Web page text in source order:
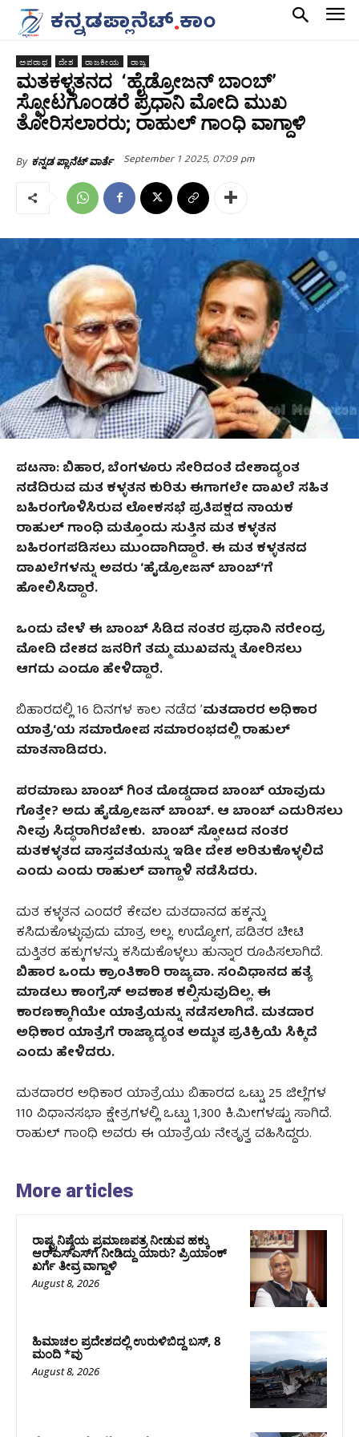
ಅಪರಾಧ ದೇಶ ರಾಜಕೀಯ ರಾಜ್ಯ
ಮತಕಳ್ಳತನದ ‘ಹೈಡ್ರೋಜನ್ ಬಾಂಬ್’
ಸ್ಫೋಟಗೊಂಡರೆ ಪ್ರಧಾನಿ ಮೋದಿ ಮುಖ
ತೋರಿಸಲಾರರು; ರಾಹುಲ್ ಗಾಂಧಿ ವಾಗ್ದಾಳಿ
By ಕನ್ನಡ ಪ್ಲಾನೆಟ್ ವಾರ್ತೆ September 1 2025, 07:09 pm
ಪಟನಾ: ಬಿಹಾರ, ಬೆಂಗಳೂರು ಸೇರಿದಂತೆ ದೇಶಾದ್ಯಂತ
ನಡೆದಿರುವ ಮತ ಕಳ್ಳತನ ಕುರಿತು ಈಗಾಗಲೇ ದಾಖಲೆ ಸಹಿತ
ಬಹಿರಂಗೊಳಿಸಿರುವ ಲೋಕಸಭೆ ಪ್ರತಿಪಕ್ಷದ ನಾಯಕ
ರಾಹುಲ್‌ ಗಾಂಧಿ ಮತ್ತೊಂದು ಸುತ್ತಿನ ಮತ ಕಳ್ಳತನ
ಬಹಿರಂಗಪಡಿಸಲು ಮುಂದಾಗಿದ್ದಾರೆ. ಈ ಮತ ಕಳ್ಳತನದ
ದಾಖಲೆಗಳನ್ನು ಅವರು ‘ಹೈಡ್ರೋಜನ್ ಬಾಂಬ್‘ಗೆ
ಹೋಲಿಸಿದ್ದಾರೆ.
ಒಂದು ವೇಳೆ ಈ ಬಾಂಬ್‌ ಸಿಡಿದ ನಂತರ ಪ್ರಧಾನಿ ನರೇಂದ್ರ
ಮೋದಿ ದೇಶದ ಜನರಿಗೆ ತಮ್ಮ ಮುಖವನ್ನು ತೋರಿಸಲು
ಆಗದು ಎಂದೂ ಹೇಳಿದ್ದಾರೆ.
ಬಿಹಾರದಲ್ಲಿ 16 ದಿನಗಳ ಕಾಲ ನಡೆದ ʼಮತದಾರರ ಅಧಿಕಾರ
ಯಾತ್ರೆ‘ಯ ಸಮಾರೋಪ ಸಮಾರಂಭದಲ್ಲಿ ರಾಹುಲ್‌
ಮಾತನಾಡಿದರು.
ಪರಮಾಣು ಬಾಂಬ್‌ ಗಿಂತ ದೊಡ್ಡದಾದ ಬಾಂಬ್‌ ಯಾವುದು
ಗೊತ್ತೇ? ಅದು ಹೈಡ್ರೋಜನ್ ಬಾಂಬ್. ಆ ಬಾಂಬ್‌ ಎದುರಿಸಲು
ನೀವು ಸಿದ್ಧರಾಗಿರಬೇಕು. ಬಾಂಬ್‌ ಸ್ಫೋಟದ ನಂತರ
ಮತಕಳ್ಳತದ ವಾಸ್ತವತೆಯನ್ನು ಇಡೀ ದೇಶ ಅರಿತುಕೊಳ್ಳಲಿದೆ
ಎಂದು ಎಂದು ರಾಹುಲ್‌ ವಾಗ್ದಾಳಿ ನಡೆಸಿದರು.
ಮತ ಕಳ್ಳತನ ಎಂದರೆ ಕೇವಲ ಮತದಾನದ ಹಕ್ಕನ್ನು
ಕಸಿದುಕೊಳ್ಳುವುದು ಮಾತ್ರ ಅಲ್ಲ. ಉದ್ಯೋಗ, ಪಡಿತರ ಚೀಟಿ
ಮತ್ತಿತರ ಹಕ್ಕುಗಳನ್ನು ಕಸಿದುಕೊಳ್ಳಲು ಹುನ್ನಾರ ರೂಪಿಸಲಾಗಿದೆ.
ಬಿಹಾರ ಒಂದು ಕ್ರಾಂತಿಕಾರಿ ರಾಜ್ಯವಾ. ಸಂವಿಧಾನದ ಹತ್ಯೆ
ಮಾಡಲು ಕಾಂಗ್ರೆಸ್ ಅವಕಾಶ ಕಲ್ಪಿಸುವುದಿಲ್ಲ. ಈ
ಕಾರಣಕ್ಕಾಗಿಯೇ ಯಾತ್ರೆಯನ್ನು ನಡೆಸಲಾಗಿದೆ. ಮತದಾರ
ಅಧಿಕಾರ ಯಾತ್ರೆಗೆ ರಾಜ್ಯಾದ್ಯಂತ ಅದ್ಭುತ ಪ್ರತಿಕ್ರಿಯೆ ಸಿಕ್ಕಿದೆ
ಎಂದು ಹೇಳಿದರು.
ಮತದಾರರ ಅಧಿಕಾರ ಯಾತ್ರೆಯು ಬಿಹಾರದ ಒಟ್ಟು 25 ಜಿಲ್ಲೆಗಳ
110 ವಿಧಾನಸಭಾ ಕ್ಷೇತ್ರಗಳಲ್ಲಿ ಒಟ್ಟು 1,300 ಕಿ.ಮೀಗಳಷ್ಟು ಸಾಗಿದೆ.
ರಾಹುಲ್‌ ಗಾಂಧಿ ಅವರು ಈ ಯಾತ್ರೆಯ ನೇತೃತ್ವ ವಹಿಸಿದ್ದರು.
More articles
ರಾಷ್ಟ್ರನಿಷ್ಠೆಯ ಪ್ರಮಾಣಪತ್ರ ನೀಡುವ ಹಕ್ಕು
ಆರ್‌ಎಸ್‌ಎಸ್‌ಗೆ ನೀಡಿದ್ದು ಯಾರು? ಪ್ರಿಯಾಂಕ್
ಖರ್ಗೆ ತೀವ್ರ ವಾಗ್ದಾಳಿ
August 8, 2026
ಹಿಮಾಚಲ ಪ್ರದೇಶದಲ್ಲಿ ಉರುಳಿಬಿದ್ದ ಬಸ್‌, 8
ಮಂದಿ *ವು
August 8, 2026